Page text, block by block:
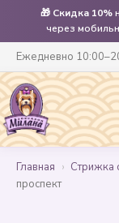
🎁 Скидка 10%
через
Ежедневно
Главная › Стрижка
проспект